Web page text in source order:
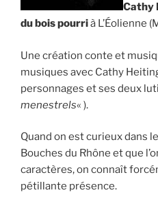
Cathy
du bois pourrià L’Éolienne
Une création conte et
musiques avec Cathy
personnages et ses deux
menestrels« ).
Quand on est curieux dans
Bouches du Rhône et que
caractères, on connaît
pétillante présence.